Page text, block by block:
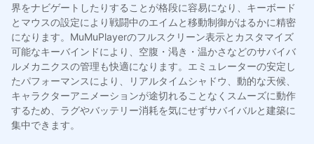
界をナビゲートしたりすることが格段に容易になり、キーボード
とマウスの設定により戦闘中のエイムと移動制御がはるかに精密
になります。MuMuPlayerのフルスクリーン表示とカスタマイズ
可能なキーバインドにより、空腹・渇き・温かさなどのサバイバ
ルメカニクスの管理も快適になります。エミュレーターの安定し
たパフォーマンスにより、リアルタイムシャドウ、動的な天候、
キャラクターアニメーションが途切れることなくスムーズに動作
するため、ラグやバッテリー消耗を気にせずサバイバルと建築に
集中できます。